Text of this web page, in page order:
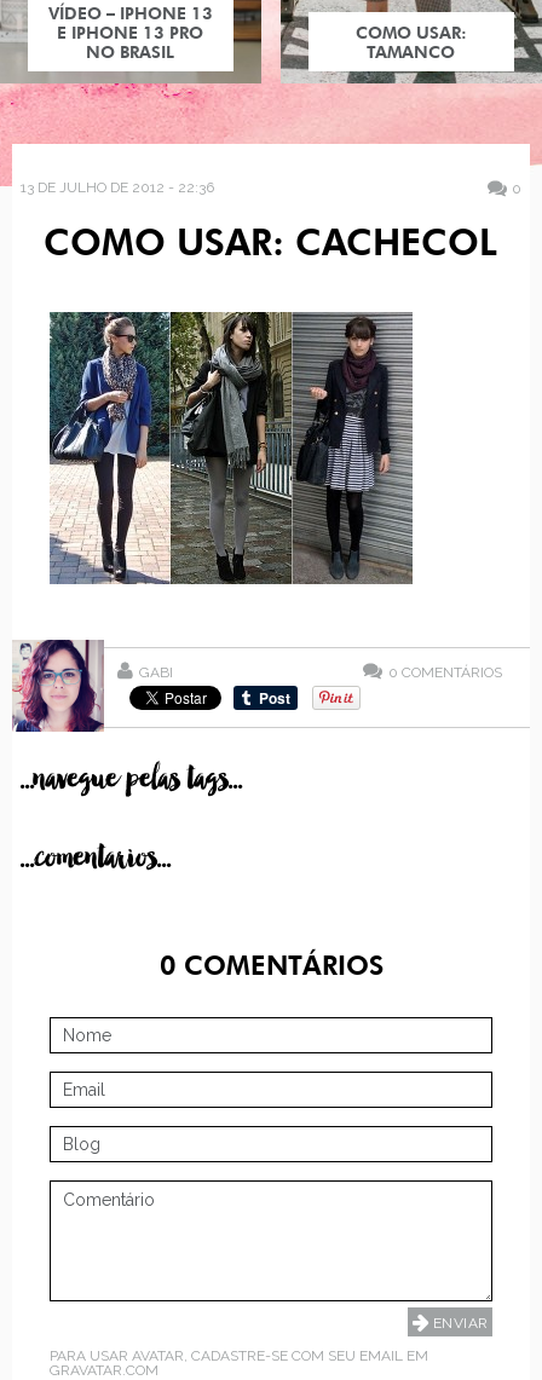
VÍDEO – IPHONE 13
E IPHONE 13 PRO
NO BRASIL
COMO USAR:
TAMANCO
13 DE JULHO DE 2012 - 22:36 0
COMO USAR: CACHECOL
GABI 0 COMENTÁRIOS
...navegue pelas tags...
...comentarios...
0COMENTÁRIOS
PARA USAR AVATAR, CADASTRE-SE COM SEU EMAIL EM
GRAVATAR.COM